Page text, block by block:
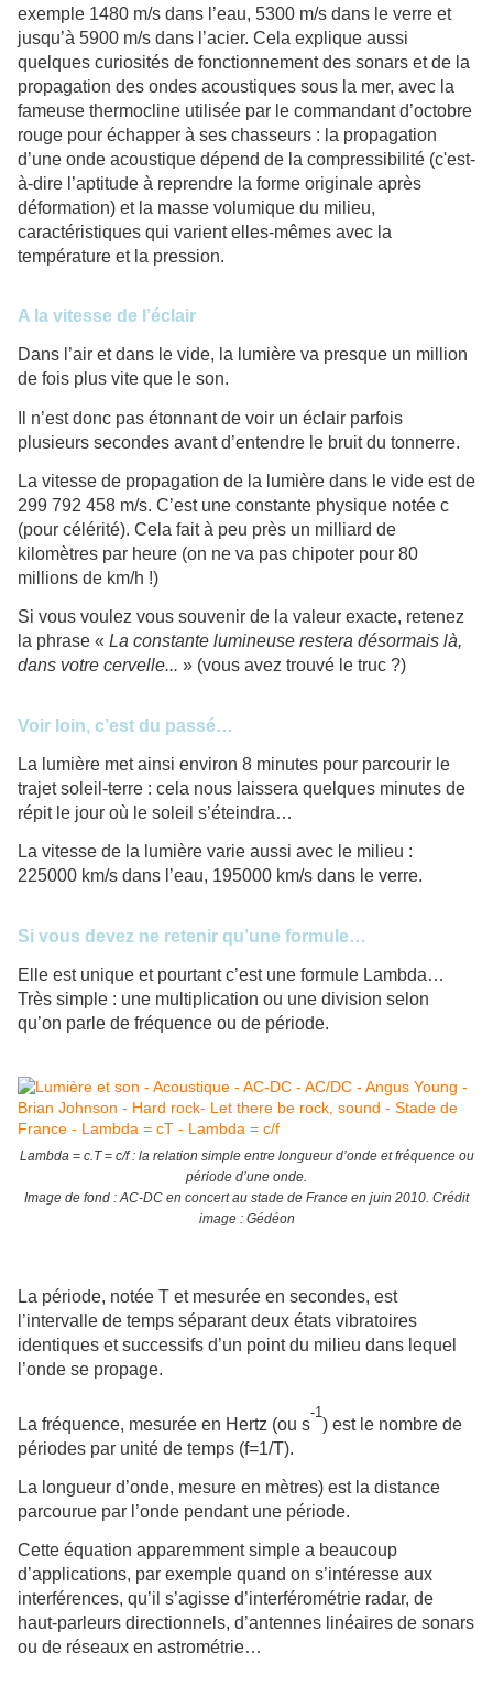
exemple 1480 m/s dans l’eau, 5300 m/s dans le verre et
jusqu’à 5900 m/s dans l’acier. Cela explique aussi
quelques curiosités de fonctionnement des sonars et de la
propagation des ondes acoustiques sous la mer, avec la
fameuse thermocline utilisée par le commandant d’octobre
rouge pour échapper à ses chasseurs : la propagation
d’une onde acoustique dépend de la compressibilité (c'est-
à-dire l’aptitude à reprendre la forme originale après
déformation) et la masse volumique du milieu,
caractéristiques qui varient elles-mêmes avec la
température et la pression.
A la vitesse de l’éclair
Dans l’air et dans le vide, la lumière va presque un million
de fois plus vite que le son.
Il n’est donc pas étonnant de voir un éclair parfois
plusieurs secondes avant d’entendre le bruit du tonnerre.
La vitesse de propagation de la lumière dans le vide est de
299 792 458 m/s. C’est une constante physique notée c
(pour célérité). Cela fait à peu près un milliard de
kilomètres par heure (on ne va pas chipoter pour 80
millions de km/h !)
Si vous voulez vous souvenir de la valeur exacte, retenez
la phrase « La constante lumineuse restera désormais là,
dans votre cervelle... » (vous avez trouvé le truc ?)
Voir loin, c’est du passé…
La lumière met ainsi environ 8 minutes pour parcourir le
trajet soleil-terre : cela nous laissera quelques minutes de
répit le jour où le soleil s’éteindra…
La vitesse de la lumière varie aussi avec le milieu :
225000 km/s dans l’eau, 195000 km/s dans le verre.
Si vous devez ne retenir qu’une formule…
Elle est unique et pourtant c’est une formule Lambda…
Très simple : une multiplication ou une division selon
qu’on parle de fréquence ou de période.
Lambda = c.T = c/f : la relation simple entre longueur d’onde et fréquence ou
période d’une onde.
Image de fond : AC-DC en concert au stade de France en juin 2010. Crédit
image : Gédéon
La période, notée T et mesurée en secondes, est
l’intervalle de temps séparant deux états vibratoires
identiques et successifs d’un point du milieu dans lequel
l’onde se propage.
La fréquence, mesurée en Hertz (ou s
-1
) est le nombre de
périodes par unité de temps (f=1/T).
La longueur d’onde, mesure en mètres) est la distance
parcourue par l’onde pendant une période.
Cette équation apparemment simple a beaucoup
d’applications, par exemple quand on s’intéresse aux
interférences, qu’il s’agisse d’interférométrie radar, de
haut-parleurs directionnels, d’antennes linéaires de sonars
ou de réseaux en astrométrie…